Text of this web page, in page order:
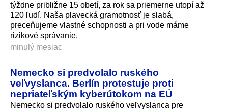
týždne približne 15 obetí, za rok sa priemerne utopí až
120 ľudí. Naša plavecká gramotnosť je slabá,
preceňujeme vlastné schopnosti a pri vode máme
rizikové správanie.
minulý mesiac
Nemecko si predvolalo ruského
veľvyslanca. Berlín protestuje proti
nepriateľským kyberútokom na EÚ
Nemecko si predvolalo ruského veľvyslanca pre